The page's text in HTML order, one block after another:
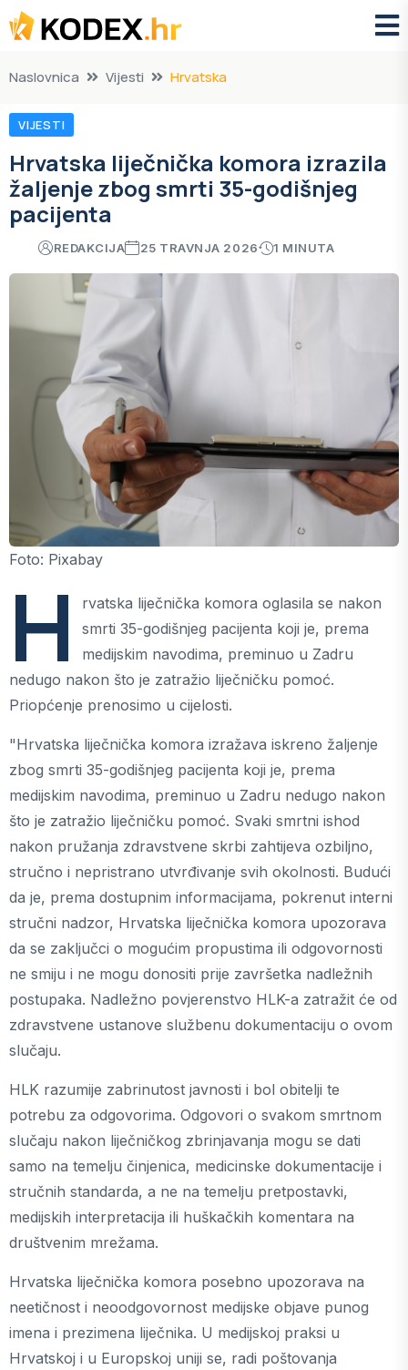
Naslovnica Vijesti Hrvatska
VIJESTI
Hrvatska liječnička komora izrazila
žaljenje zbog smrti 35-godišnjeg
pacijenta
REDAKCIJA 25 TRAVNJA 2026 1 MINUTA
Foto: Pixabay
H
rvatska liječnička komora oglasila se nakon
smrti 35-godišnjeg pacijenta koji je, prema
medijskim navodima, preminuo u Zadru
nedugo nakon što je zatražio liječničku pomoć.
Priopćenje prenosimo u cijelosti.
"Hrvatska liječnička komora izražava iskreno žaljenje
zbog smrti 35-godišnjeg pacijenta koji je, prema
medijskim navodima, preminuo u Zadru nedugo nakon
što je zatražio liječničku pomoć. Svaki smrtni ishod
nakon pružanja zdravstvene skrbi zahtijeva ozbiljno,
stručno i nepristrano utvrđivanje svih okolnosti. Budući
da je, prema dostupnim informacijama, pokrenut interni
stručni nadzor, Hrvatska liječnička komora upozorava
da se zaključci o mogućim propustima ili odgovornosti
ne smiju i ne mogu donositi prije završetka nadležnih
postupaka. Nadležno povjerenstvo HLK-a zatražit će od
zdravstvene ustanove službenu dokumentaciju o ovom
slučaju.
HLK razumije zabrinutost javnosti i bol obitelji te
potrebu za odgovorima. Odgovori o svakom smrtnom
slučaju nakon liječničkog zbrinjavanja mogu se dati
samo na temelju činjenica, medicinske dokumentacije i
stručnih standarda, a ne na temelju pretpostavki,
medijskih interpretacija ili huškačkih komentara na
društvenim mrežama.
Hrvatska liječnička komora posebno upozorava na
neetičnost i neoodgovornost medijske objave punog
imena i prezimena liječnika. U medijskoj praksi u
Hrvatskoj i u Europskoj uniji se, radi poštovanja